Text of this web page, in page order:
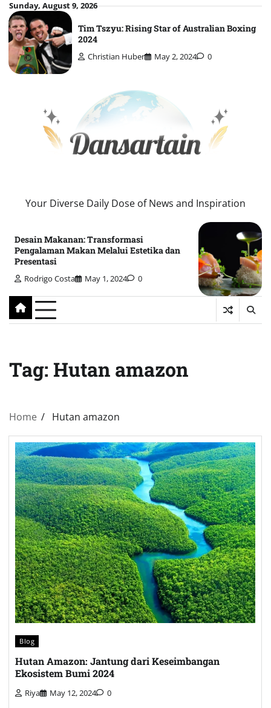
Skip
to
content
Sunday, August 9, 2026
Tim Tszyu: Rising Star of Australian Boxing
2024
Christian Huber May 2, 2024 0
Your Diverse Daily Dose of News and Inspiration
Desain Makanan: Transformasi
Pengalaman Makan Melalui Estetika dan
Presentasi
Rodrigo Costa May 1, 2024 0
Tag: Hutan amazon
Home Hutan amazon
Blog
Hutan Amazon: Jantung dari Keseimbangan
Ekosistem Bumi 2024
Riya May 12, 2024 0